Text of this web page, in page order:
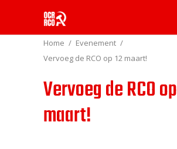
Home
Evenement
Vervoeg de RCO op 12 maart!
Vervoeg de RCO
maart!